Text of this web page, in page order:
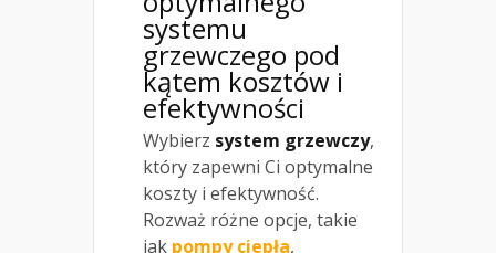
systemu
grzewczego pod
kątem kosztów i
efektywności
Wybierz system grzewczy,
który zapewni Ci optymalne
koszty i efektywność.
Rozważ różne opcje, takie
jak pompy ciepła,